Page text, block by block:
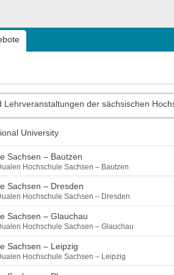
Lehrveranstaltungen der sächsischen
University
Sachsen – Bautzen
Hochschule Sachsen – Bautzen
Sachsen – Dresden
Hochschule Sachsen – Dresden
Sachsen – Glauchau
Hochschule Sachsen – Glauchau
Sachsen – Leipzig
Hochschule Sachsen – Leipzig